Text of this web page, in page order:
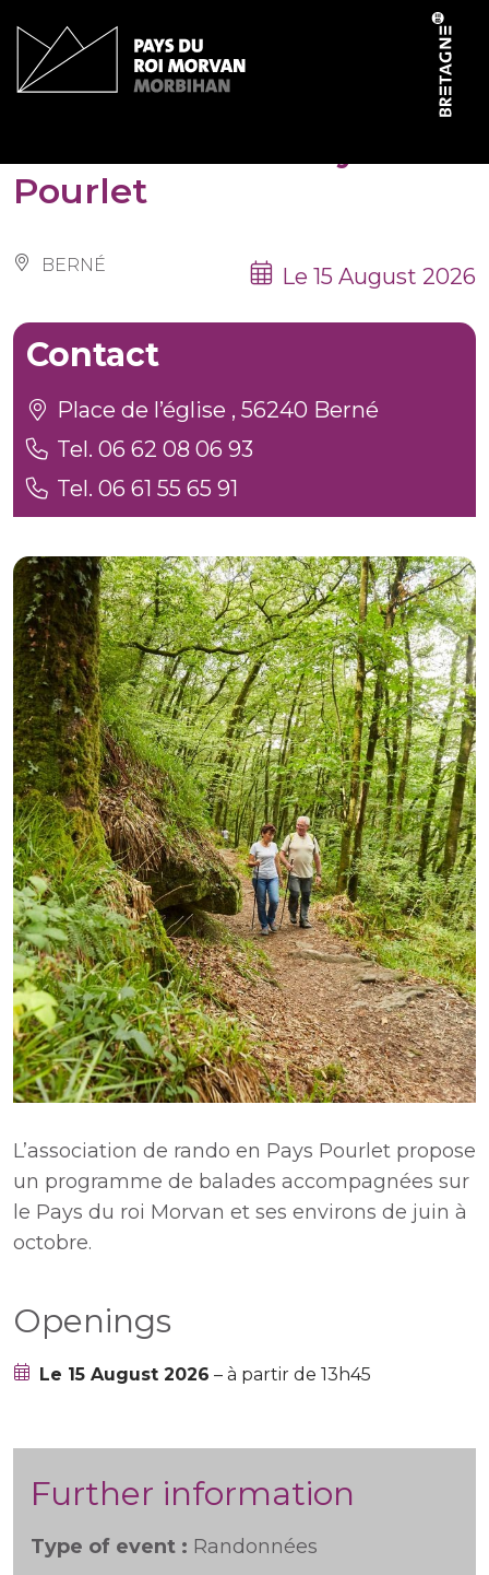
Pourlet
BERNÉ Le 15 August 2026
L’association de rando en Pays Pourlet propose
un programme de balades accompagnées sur
le Pays du roi Morvan et ses environs de juin à
octobre.
Openings
Le 15 August 2026 – à partir de 13h45
Further information
Type of event : Randonnées
Contact
Place de l’église , 56240 Berné
Tel. 06 62 08 06 93
Tel. 06 61 55 65 91